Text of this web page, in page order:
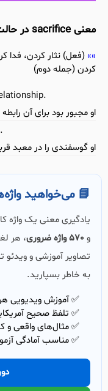
معنی sacrifice در حالت فعل
(فعل) نثار کردن، فدا
کردن (جمله دوم)
او مجبور بود برای آن
.
او گوسفندی را در معبد
📘 می‌خواهید
یادگیری معنی یک واژه
و 570 واژه ضروری
، هر
تصاویر آموزشی و
به خاطر بسپارید.
✅ آموزش ویدیویی
✅ تلفظ صحیح
✅ مثال‌های واقعی و
✅ مناسب آمادگی
دوره 504